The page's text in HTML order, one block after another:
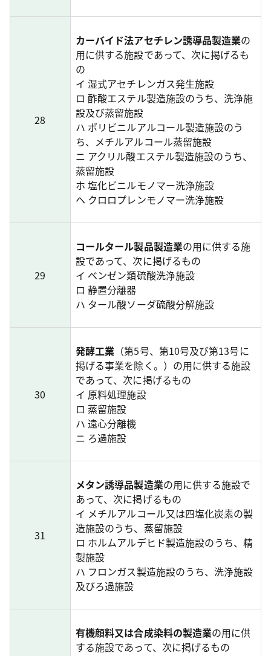
28
カーバイド法アセチレン誘導品製造業の
用に供する施設であって、次に掲げるも
の
イ 湿式アセチレンガス発生施設
ロ 酢酸エステル製造施設のうち、洗浄施
設及び蒸留施設
ハ ポリビニルアルコール製造施設のう
ち、メチルアルコール蒸留施設
ニ アクリル酸エステル製造施設のうち、
蒸留施設
ホ 塩化ビニルモノマー洗浄施設
ヘ クロロプレンモノマー洗浄施設
29
コールタール製品製造業の用に供する施
設であって、次に掲げるもの
イ ベンゼン類硫酸洗浄施設
ロ 静置分離器
ハ タール酸ソーダ硫酸分解施設
30
発酵工業 （第5号、第10号及び第13号に
掲げる事業を除く。）の用に供する施設
であって、次に掲げるもの
イ 原料処理施設
ロ 蒸留施設
ハ 遠心分離機
ニ ろ過施設
31
メタン誘導品製造業の用に供する施設で
あって、次に掲げるもの
イ メチルアルコール又は四塩化炭素の製
造施設のうち、蒸留施設
ロ ホルムアルデヒド製造施設のうち、精
製施設
ハ フロンガス製造施設のうち、洗浄施設
及びろ過施設
有機顔料又は合成染料の製造業の用に供
する施設であって、次に掲げるもの